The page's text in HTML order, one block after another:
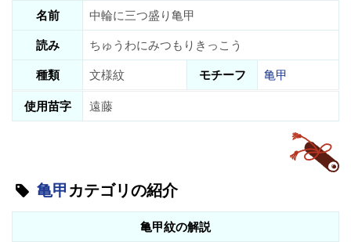
名前
中輪に三つ盛り亀甲
読み
ちゅうわにみつもりきっこう
種類
文様紋 モチーフ
亀甲
使用苗字
遠藤
亀甲 カテゴリの紹介
亀甲紋の解説